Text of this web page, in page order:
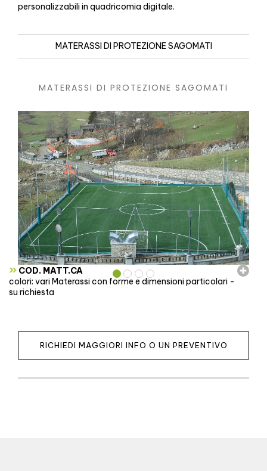
personalizzabili in quadricomia digitale.
MATERASSI DI PROTEZIONE SAGOMATI
MATERASSI DI PROTEZIONE SAGOMATI
» COD. MATT.CA
colori: vari Materassi con forme e dimensioni particolari -
su richiesta
RICHIEDI MAGGIORI INFO O UN PREVENTIVO